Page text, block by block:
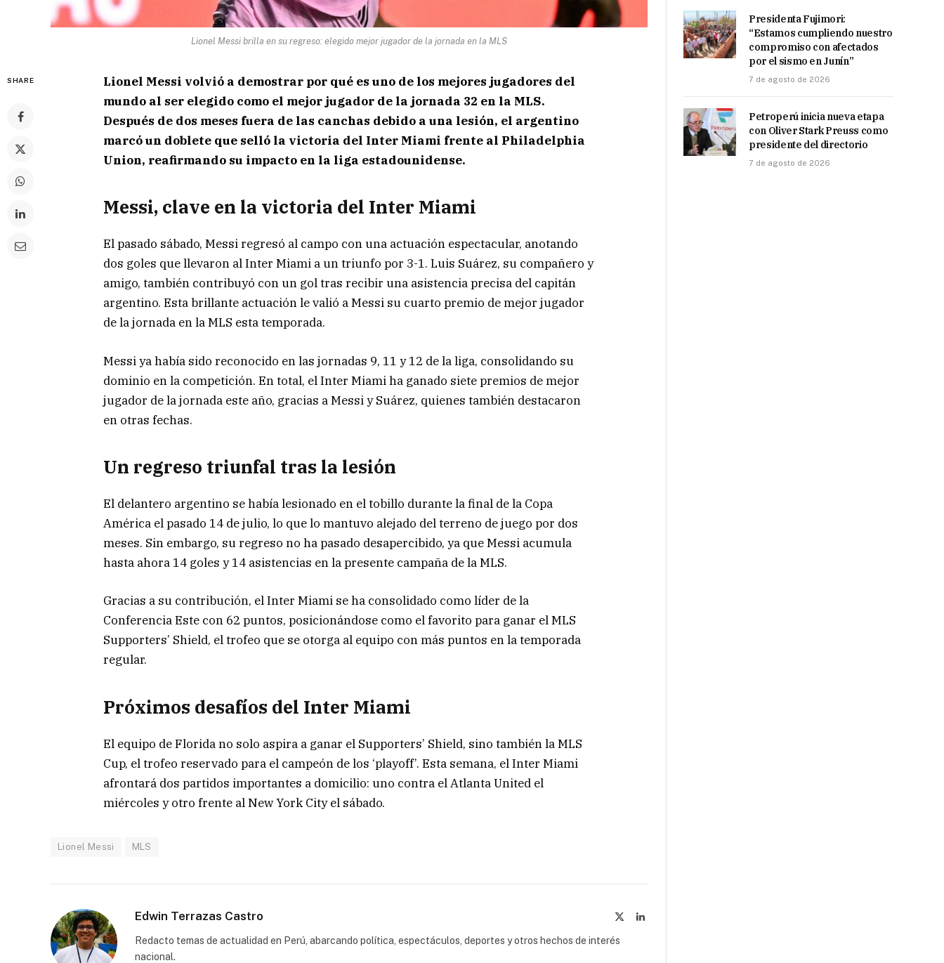
Lionel Messi brilla en su regreso: elegido mejor jugador de la jornada en la MLS
SHARE
Lionel Messi volvió a demostrar por qué es uno de los mejores jugadores del
mundo al ser elegido como el mejor jugador de la jornada 32 en la MLS.
Después de dos meses fuera de las canchas debido a una lesión, el argentino
marcó un doblete que selló la victoria del Inter Miami frente al Philadelphia
Union, reafirmando su impacto en la liga estadounidense.
Messi, clave en la victoria del Inter Miami
El pasado sábado, Messi regresó al campo con una actuación espectacular, anotando
dos goles que llevaron al Inter Miami a un triunfo por 3-1. Luis Suárez, su compañero y
amigo, también contribuyó con un gol tras recibir una asistencia precisa del capitán
argentino. Esta brillante actuación le valió a Messi su cuarto premio de mejor jugador
de la jornada en la MLS esta temporada.
Messi ya había sido reconocido en las jornadas 9, 11 y 12 de la liga, consolidando su
dominio en la competición. En total, el Inter Miami ha ganado siete premios de mejor
jugador de la jornada este año, gracias a Messi y Suárez, quienes también destacaron
en otras fechas.
Un regreso triunfal tras la lesión
El delantero argentino se había lesionado en el tobillo durante la final de la Copa
América el pasado 14 de julio, lo que lo mantuvo alejado del terreno de juego por dos
meses. Sin embargo, su regreso no ha pasado desapercibido, ya que Messi acumula
hasta ahora 14 goles y 14 asistencias en la presente campaña de la MLS.
Gracias a su contribución, el Inter Miami se ha consolidado como líder de la
Conferencia Este con 62 puntos, posicionándose como el favorito para ganar el MLS
Supporters’ Shield, el trofeo que se otorga al equipo con más puntos en la temporada
regular.
Próximos desafíos del Inter Miami
El equipo de Florida no solo aspira a ganar el Supporters’ Shield, sino también la MLS
Cup, el trofeo reservado para el campeón de los ‘playoff’. Esta semana, el Inter Miami
afrontará dos partidos importantes a domicilio: uno contra el Atlanta United el
miércoles y otro frente al New York City el sábado.
Lionel Messi MLS
Edwin Terrazas Castro LinkedIn
Redacto temas de actualidad en Perú, abarcando política, espectáculos, deportes y otros hechos de interés
nacional.
Presidenta Fujimori:
“Estamos cumpliendo nuestro
compromiso con afectados
por el sismo en Junín”
7 de agosto de 2026
Petroperú inicia nueva etapa
con Oliver Stark Preuss como
presidente del directorio
7 de agosto de 2026